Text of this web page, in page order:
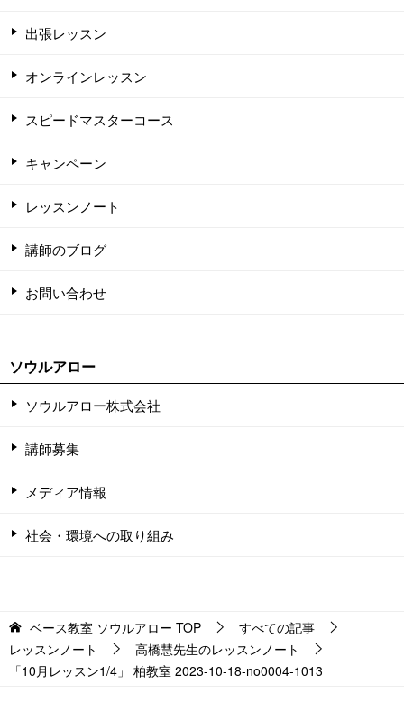
出張レッスン
オンラインレッスン
スピードマスターコース
キャンペーン
レッスンノート
講師のブログ
お問い合わせ
ソウルアロー
ソウルアロー株式会社
講師募集
メディア情報
社会・環境への取り組み
ベース教室 ソウルアロー TOP
すべての記事
レッスンノート
高橋慧先生のレッスンノート
「10月レッスン1/4」 柏教室 2023-10-18-no0004-1013